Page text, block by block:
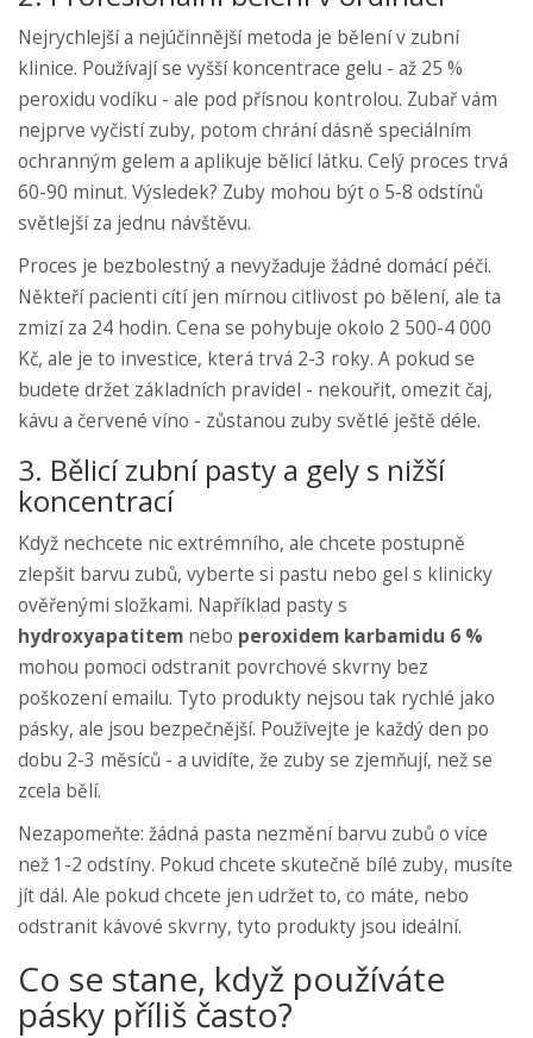
Nejrychlejší a nejúčinnější metoda je bělení v zubní
klinice. Používají se vyšší koncentrace gelu - až 25 %
peroxidu vodíku - ale pod přísnou kontrolou. Zubař vám
nejprve vyčistí zuby, potom chrání dásně speciálním
ochranným gelem a aplikuje bělicí látku. Celý proces trvá
60-90 minut. Výsledek? Zuby mohou být o 5-8 odstínů
světlejší za jednu návštěvu.
Proces je bezbolestný a nevyžaduje žádné domácí péči.
Někteří pacienti cítí jen mírnou citlivost po bělení, ale ta
zmizí za 24 hodin. Cena se pohybuje okolo 2 500-4 000
Kč, ale je to investice, která trvá 2-3 roky. A pokud se
budete držet základních pravidel - nekouřit, omezit čaj,
kávu a červené víno - zůstanou zuby světlé ještě déle.
3. Bělicí zubní pasty a gely s nižší
koncentrací
Když nechcete nic extrémního, ale chcete postupně
zlepšit barvu zubů, vyberte si pastu nebo gel s klinicky
ověřenými složkami. Například pasty s
hydroxyapatitem nebo peroxidem karbamidu 6 %
mohou pomoci odstranit povrchové skvrny bez
poškození emailu. Tyto produkty nejsou tak rychlé jako
pásky, ale jsou bezpečnější. Používejte je každý den po
dobu 2-3 měsíců - a uvidíte, že zuby se zjemňují, než se
zcela bělí.
Nezapomeňte: žádná pasta nezmění barvu zubů o více
než 1-2 odstíny. Pokud chcete skutečně bílé zuby, musíte
jít dál. Ale pokud chcete jen udržet to, co máte, nebo
odstranit kávové skvrny, tyto produkty jsou ideální.
Co se stane, když používáte
pásky příliš často?